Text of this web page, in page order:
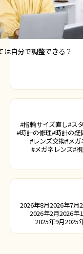
は自分で調整できる？
#指輪サイズ直し#ス
#時計の修理#時計の疑
#レンズ交換#メガ
#メガネレンズ#
2026年8月2026年7月
2026年2月2026年
2025年9月2025